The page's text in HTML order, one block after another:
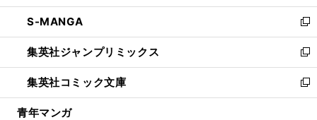
開
く
ウ
で
開
く
ン
ド
ウ
で
開
く
ウ
ィ
ン
ド
ウ
で
開
し
い
ウ
ィ
ン
ド
ウ
S-MANGA
新
し
い
ウ
ィ
ン
集英社ジャンプリミックス
新
し
い
ウ
集英社コミック文庫
新
し
青年マンガ